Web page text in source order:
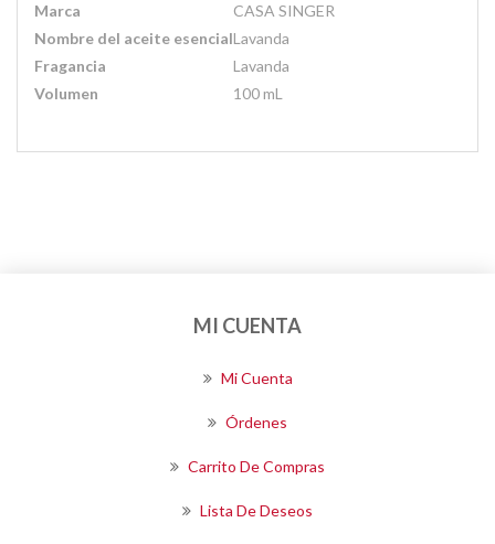
Marca
CASA SINGER
Nombre del aceite esencialLavanda
Fragancia
Lavanda
Volumen
100 mL
MI CUENTA
Mi Cuenta
Órdenes
Carrito De Compras
Lista De Deseos